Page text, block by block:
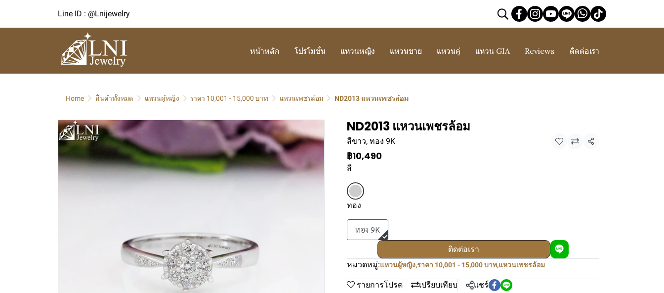
Line ID : @Lnijewelry
หน้าหลัก โปรโมชั่น แหวนหญิง แหวนชาย แหวนคู่ แหวน GIA Reviews ติดต่อเรา
Home สินค้าทั้งหมด แหวนผู้หญิง ราคา 10,001 - 15,000 บาท แหวนเพชรล้อม ND2013 แหวนเพชรล้อม
ND2013 แหวนเพชรล้อม
สีขาว, ทอง 9K แชร์
฿10,490
สี
ทอง
ทอง 9K
ติดต่อเรา
หมวดหมู่:แหวนผู้หญิง,ราคา 10,001 - 15,000 บาท,แหวนเพชรล้อม
รายการโปรด เปรียบเทียบ แชร์